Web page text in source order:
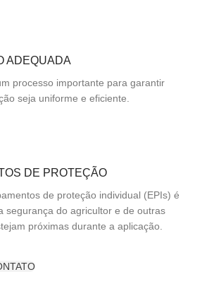
ADEQUADA
processo importante para garantir
seja uniforme e eficiente.
DE PROTEÇÃO
de proteção individual (EPIs) é
segurança do agricultor e de outras
próximas durante a aplicação.